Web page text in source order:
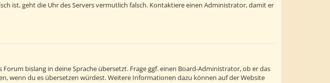
ist, geht die Uhr des Servers vermutlich falsch. Kontaktiere einen Administrator, damit er
bislang in deine Sprache übersetzt. Frage ggf. einen Board-Administrator, ob er das
wenn du es übersetzen würdest. Weitere Informationen dazu können auf der Website